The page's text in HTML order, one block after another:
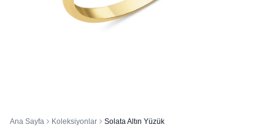
Ana Sayfa Koleksiyonlar Solata Altın Yüzük